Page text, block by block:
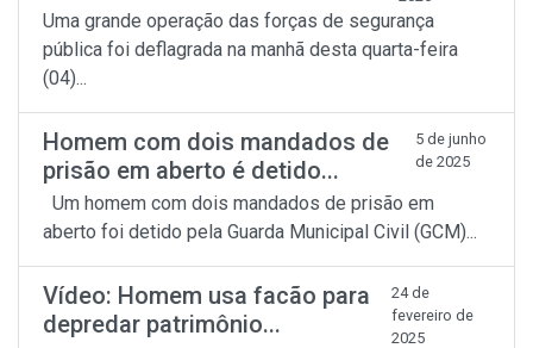
Uma grande operação das forças de segurança
pública foi deflagrada na manhã desta quarta-feira
(04)...
Homem com dois mandados de
prisão em aberto é detido...
5 de junho
de 2025
Um homem com dois mandados de prisão em
aberto foi detido pela Guarda Municipal Civil (GCM)...
Vídeo: Homem usa facão para
depredar patrimônio...
24 de
fevereiro de
2025